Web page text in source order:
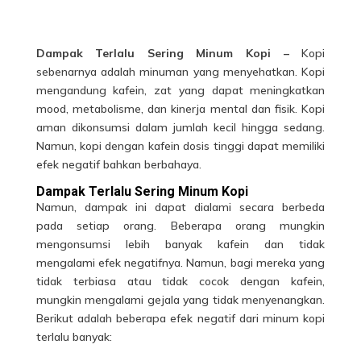
Dampak Terlalu Sering Minum Kopi –Kopi
sebenarnya adalah minuman yang menyehatkan. Kopi
mengandung kafein, zat yang dapat meningkatkan
mood, metabolisme, dan kinerja mental dan fisik. Kopi
aman dikonsumsi dalam jumlah kecil hingga sedang.
Namun, kopi dengan kafein dosis tinggi dapat memiliki
efek negatif bahkan berbahaya.
Dampak Terlalu Sering Minum Kopi
Namun, dampak ini dapat dialami secara berbeda
pada setiap orang. Beberapa orang mungkin
mengonsumsi lebih banyak kafein dan tidak
mengalami efek negatifnya. Namun, bagi mereka yang
tidak terbiasa atau tidak cocok dengan kafein,
mungkin mengalami gejala yang tidak menyenangkan.
Berikut adalah beberapa efek negatif dari minum kopi
terlalu banyak: